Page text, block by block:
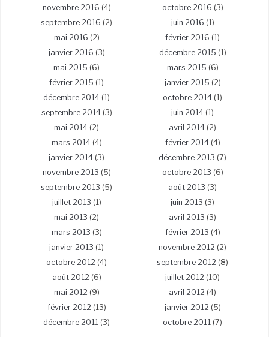
novembre 2016 (4) octobre 2016 (3)
septembre 2016 (2) juin 2016 (1)
mai 2016 (2) février 2016 (1)
janvier 2016 (3) décembre 2015 (1)
mai 2015 (6) mars 2015 (6)
février 2015 (1) janvier 2015 (2)
décembre 2014 (1) octobre 2014 (1)
septembre 2014(3) juin 2014 (1)
mai 2014 (2) avril 2014 (2)
mars 2014(4) février 2014(4)
janvier 2014 (3) décembre 2013 (7)
novembre 2013 (5) octobre 2013 (6)
septembre 2013 (5) août 2013 (3)
juillet 2013 (1) juin 2013 (3)
mai 2013 (2) avril 2013 (3)
mars 2013 (3) février 2013 (4)
janvier 2013 (1) novembre 2012 (2)
octobre 2012 (4) septembre 2012 (8)
août 2012 (6) juillet 2012 (10)
mai 2012 (9) avril 2012 (4)
février 2012 (13) janvier 2012 (5)
décembre 2011 (3) octobre 2011 (7)